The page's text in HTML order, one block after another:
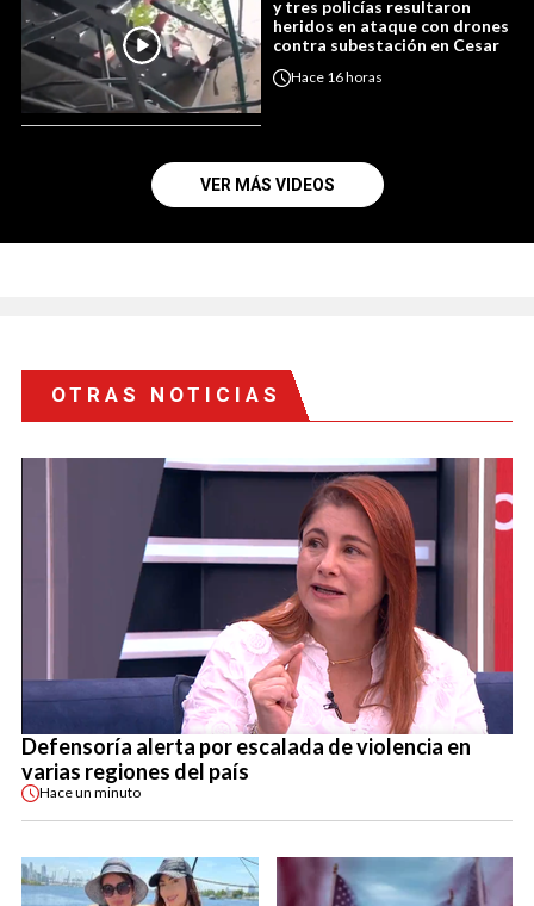
y tres policías resultaron
heridos en ataque con drones
contra subestación en Cesar
Hace 16 horas
VER MÁS VIDEOS
OTRAS NOTICIAS
Defensoría alerta por escalada de violencia en
varias regiones del país
Haceun minuto